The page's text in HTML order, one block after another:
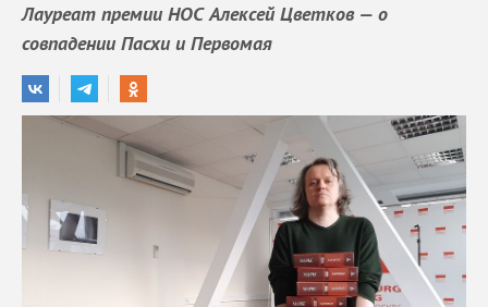
Лауреат премии НОС Алексей Цветков — о
совпадении Пасхи и Первомая